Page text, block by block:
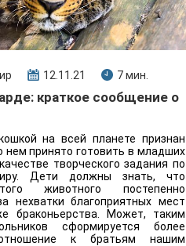
12.11.21 7 мин.
краткое сообщение о
на всей планете признан
нем принято готовить в младших
творческого задания по
Дети должны знать, что
животного постепенно
нехватки благоприятных мест
браконьерства. Может, таким
сформируется более
отношение к братьям нашим